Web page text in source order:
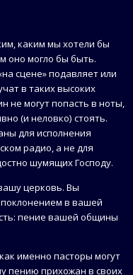
каким мы хотели бы
оно могло бы быть.
сцене» подавляет или
в таких высоких
не могут попасть в ноты,
(и неловко) стоять.
для исполнения
радио, а не для
шумящих Господу.
церковь. Вы
в вашей
пение вашей общины
именно пасторы могут
пению прихожан в своих